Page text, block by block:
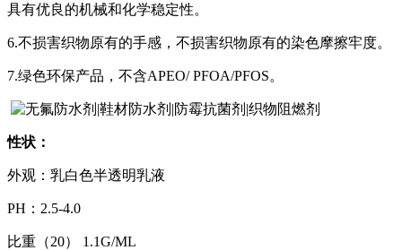
具有优良的机械和化学稳定性。
6.不损害织物原有的手感，不损害织物原有的染色摩擦牢度。
7.绿色环保产品，不含APEO/ PFOA/PFOS。
性状：
外观：乳白色半透明乳液
PH ： 2.5-4.0
比重（20） 1.1G/ML